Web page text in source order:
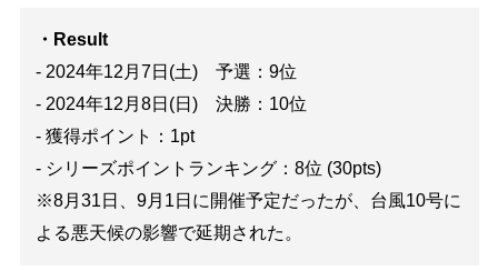
・Result
- 2024年12月7日(土) 予選：9位
- 2024年12月8日(日) 決勝：10位
- 獲得ポイント：1pt
- シリーズポイントランキング：8位 (30pts)
※8月31日、9月1日に開催予定だったが、台風10号に
よる悪天候の影響で延期された。